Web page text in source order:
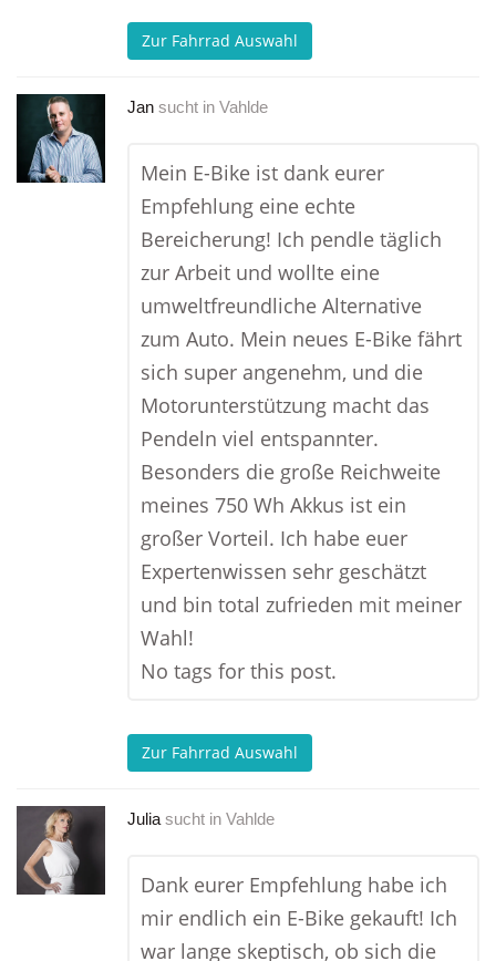
Zur Fahrrad Auswahl
Jan sucht in Vahlde
Mein E-Bike ist dank eurer
Empfehlung eine echte
Bereicherung! Ich pendle täglich
zur Arbeit und wollte eine
umweltfreundliche Alternative
zum Auto. Mein neues E-Bike fährt
sich super angenehm, und die
Motorunterstützung macht das
Pendeln viel entspannter.
Besonders die große Reichweite
meines 750 Wh Akkus ist ein
großer Vorteil. Ich habe euer
Expertenwissen sehr geschätzt
und bin total zufrieden mit meiner
Wahl!
No tags for this post.
Zur Fahrrad Auswahl
Julia sucht in Vahlde
Dank eurer Empfehlung habe ich
mir endlich ein E-Bike gekauft! Ich
war lange skeptisch, ob sich die